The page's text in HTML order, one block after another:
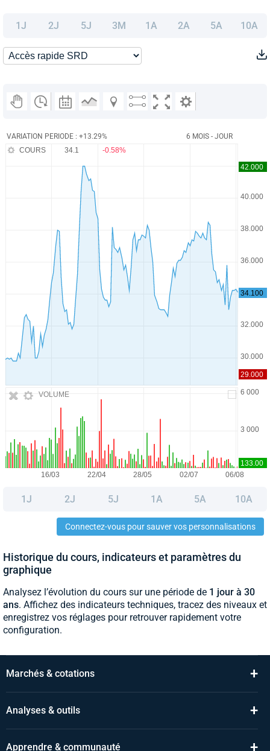
1J 2J 5J 3M 1A 2A 5A 10A
VARIATION PERIODE : +13.29% 6 MOIS - JOUR
VOLUME
COURS 34.1 -0.58%
1J 2J 5J 1A 5A 10A
Connectez-vous pour sauver vos personnalisations
Historique du cours, indicateurs et paramètres du
graphique
Analysez l’évolution du cours sur une période de 1 jour à 30
ans. Affichez des indicateurs techniques, tracez des niveaux et
enregistrez vos réglages pour retrouver rapidement votre
configuration.
Marchés & cotations +
Analyses & outils +
Apprendre & communauté +